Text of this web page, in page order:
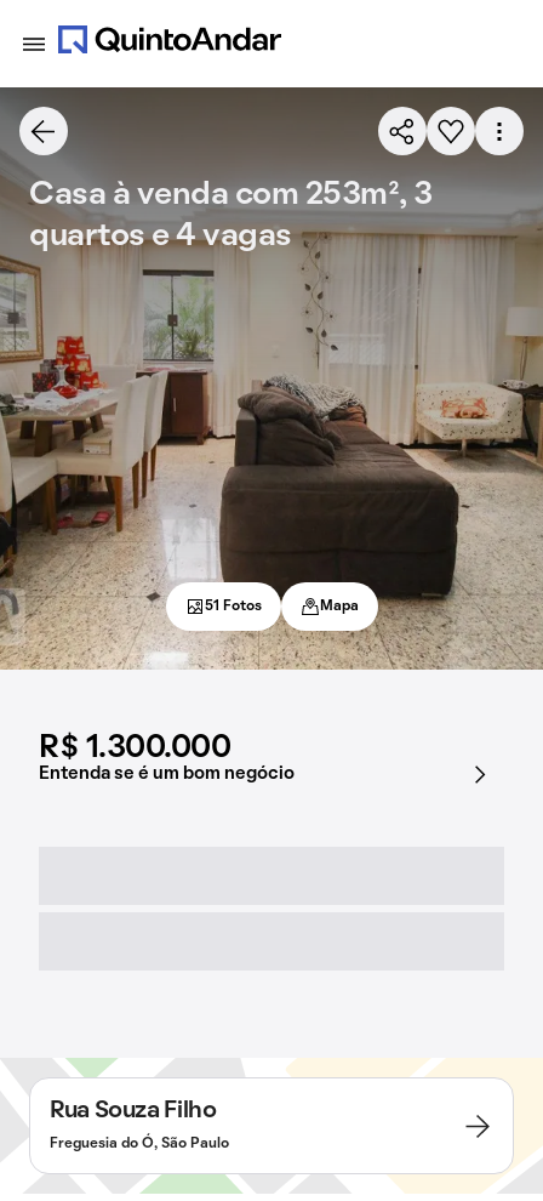
R$ 1.300.000
Entenda se é um bom negócio
Casa à venda com 253m², 3
quartos e 4 vagas
51 Fotos Mapa
Rua Souza Filho
Freguesia do Ó, São Paulo